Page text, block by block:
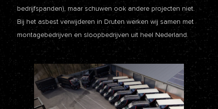
bedrijfspanden), maar schuwen ook andere projecten niet.
Bij het asbest verwijderen in Druten werken wij samen met
montagebedrijven en sloopbedrijven uit heel Nederland.